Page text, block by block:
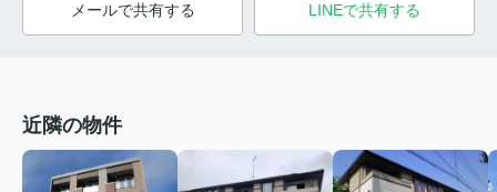
メールで共有する LINEで共有する
近隣の物件